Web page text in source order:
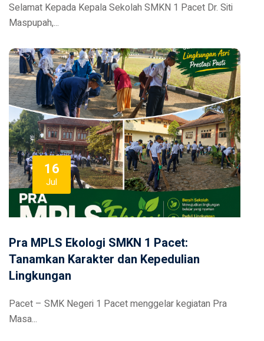
Selamat Kepada Kepala Sekolah SMKN 1 Pacet Dr. Siti
Maspupah,...
16
Jul
Pra MPLS Ekologi SMKN 1 Pacet:
Tanamkan Karakter dan Kepedulian
Lingkungan
Pacet – SMK Negeri 1 Pacet menggelar kegiatan Pra
Masa...